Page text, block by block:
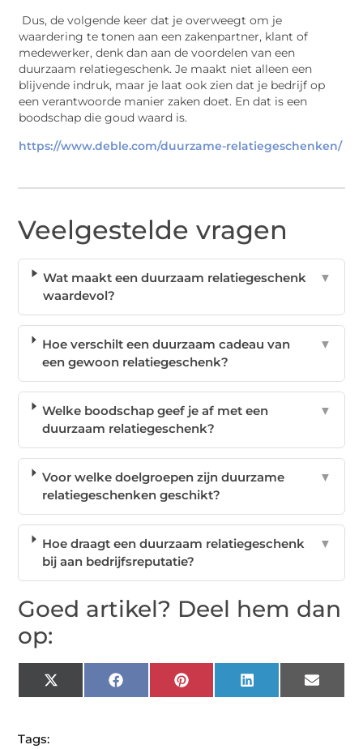
Dus, de volgende keer dat je overweegt om je
waardering te tonen aan een zakenpartner, klant of
medewerker, denk dan aan de voordelen van een
duurzaam relatiegeschenk. Je maakt niet alleen een
blijvende indruk, maar je laat ook zien dat je bedrijf op
een verantwoorde manier zaken doet. En dat is een
boodschap die goud waard is.
https://www.deble.com/duurzame-relatiegeschenken/
Veelgestelde vragen
Wat maakt een duurzaam relatiegeschenk
waardevol?
▼
Hoe verschilt een duurzaam cadeau van
een gewoon relatiegeschenk?
▼
Welke boodschap geef je af met een
duurzaam relatiegeschenk?
▼
Voor welke doelgroepen zijn duurzame
relatiegeschenken geschikt?
▼
Hoe draagt een duurzaam relatiegeschenk
bij aan bedrijfsreputatie?
▼
Goed artikel? Deel hem dan
op:
X
(Twitter)
Facebook Pinterest LinkedIn Email
Tags: